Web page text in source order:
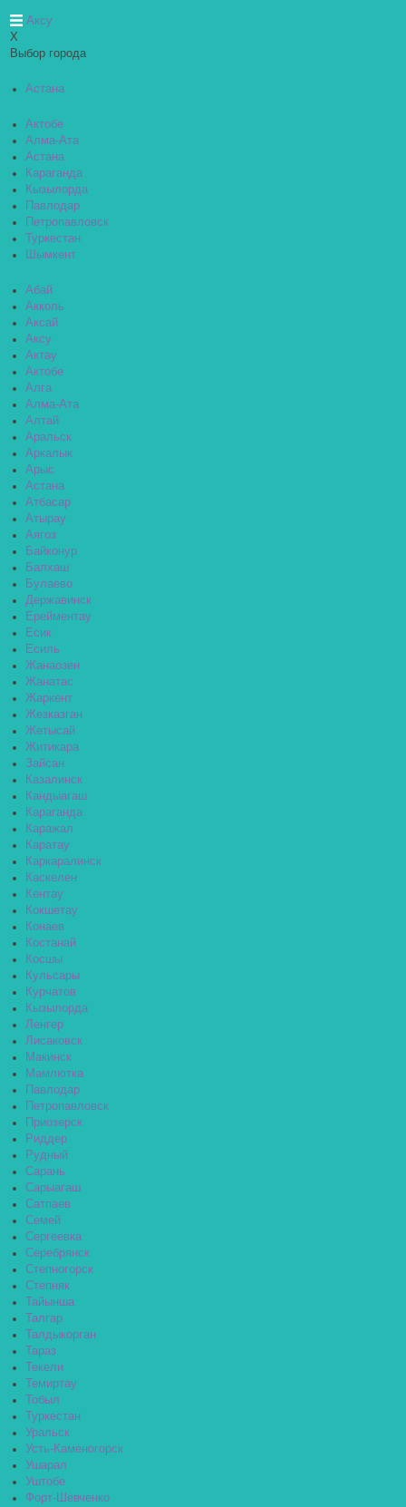
Аксу
X
Выбор города
Астана
Актобе
Алма-Ата
Астана
Караганда
Кызылорда
Павлодар
Петропавловск
Туркестан
Шымкент
Абай
Акколь
Аксай
Аксу
Актау
Актобе
Алга
Алма-Ата
Алтай
Аральск
Аркалык
Арыс
Астана
Атбасар
Атырау
Аягоз
Байконур
Балхаш
Булаево
Державинск
Ерейментау
Есик
Есиль
Жанаозен
Жанатас
Жаркент
Жезказган
Жетысай
Житикара
Зайсан
Казалинск
Кандыагаш
Караганда
Каражал
Каратау
Каркаралинск
Каскелен
Кентау
Кокшетау
Конаев
Костанай
Косшы
Кульсары
Курчатов
Кызылорда
Ленгер
Лисаковск
Макинск
Мамлютка
Павлодар
Петропавловск
Приозерск
Риддер
Рудный
Сарань
Сарыагаш
Сатпаев
Семей
Сергеевка
Серебрянск
Степногорск
Степняк
Тайынша
Талгар
Талдыкорган
Тараз
Текели
Темиртау
Тобыл
Туркестан
Уральск
Усть-Каменогорск
Ушарал
Уштобе
Форт-Шевченко